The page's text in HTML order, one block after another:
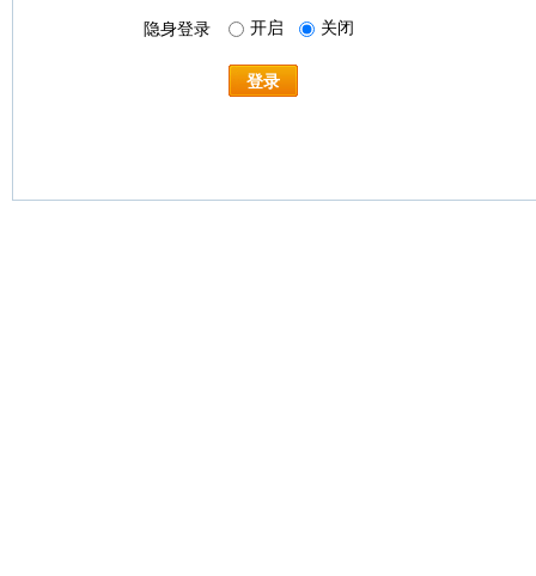
隐身登录 开启 关闭
登录